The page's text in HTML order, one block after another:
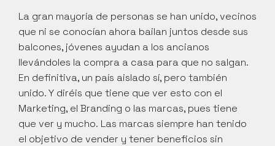
La gran mayoría de personas se han unido, vecinos
que ni se conocían ahora bailan juntos desde sus
balcones, jóvenes ayudan a los ancianos
llevándoles la compra a casa para que no salgan.
En definitiva, un país aislado sí, pero también
unido. Y diréis que tiene que ver esto con el
Marketing, el Branding o las marcas, pues tiene
que ver y mucho. Las marcas siempre han tenido
el objetivo de vender y tener beneficios sin